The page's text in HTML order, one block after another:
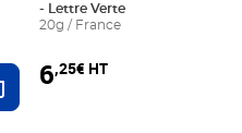
Ajouter au panier
- Lettre Verte
20g / France
6,25€ HT